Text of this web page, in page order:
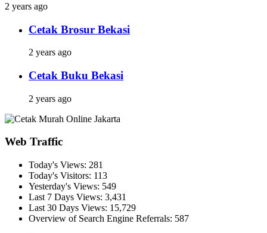
2 years ago
Cetak Brosur Bekasi
2 years ago
Cetak Buku Bekasi
2 years ago
Web Traffic
Today's Views: 281
Today's Visitors: 113
Yesterday's Views: 549
Last 7 Days Views: 3,431
Last 30 Days Views: 15,729
Overview of Search Engine Referrals: 587